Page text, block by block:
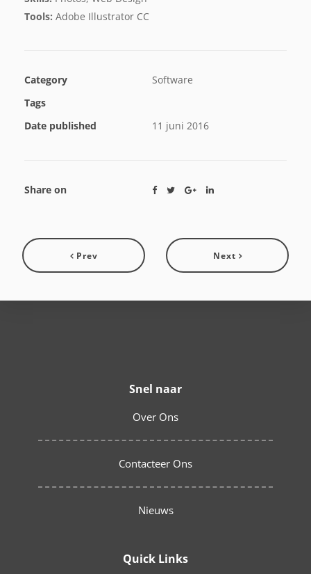
Tools: Adobe Illustrator CC
Category
Software
Tags
Date published
11 juni 2016
Share on
Prev Next
Snel naar
Over Ons
Contacteer Ons
Nieuws
Quick Links